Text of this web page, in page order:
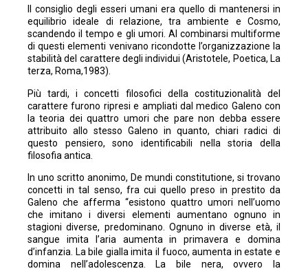
Il consiglio degli esseri umani era quello di mantenersi in
equilibrio ideale di relazione, tra ambiente e Cosmo,
scandendo il tempo e gli umori. Al combinarsi multiforme
di questi elementi venivano ricondotte l’organizzazione la
stabilità del carattere degli individui (Aristotele, Poetica, La
terza, Roma,1983).
Più tardi, i concetti filosofici della costituzionalità del
carattere furono ripresi e ampliati dal medico Galeno con
la teoria dei quattro umori che pare non debba essere
attribuito allo stesso Galeno in quanto, chiari radici di
questo pensiero, sono identificabili nella storia della
filosofia antica.
In uno scritto anonimo, De mundi constitutione, si trovano
concetti in tal senso, fra cui quello preso in prestito da
Galeno che afferma “esistono quattro umori nell’uomo
che imitano i diversi elementi aumentano ognuno in
stagioni diverse, predominano. Ognuno in diverse età, il
sangue imita l’aria aumenta in primavera e domina
d’infanzia. La bile gialla imita il fuoco, aumenta in estate e
domina nell’adolescenza. La bile nera, ovvero la